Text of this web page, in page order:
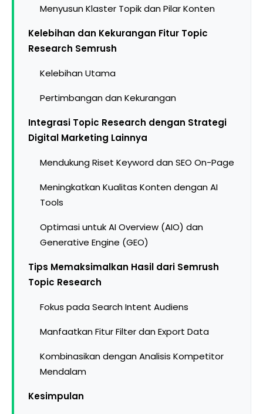
Menyusun Klaster Topik dan Pilar Konten
Kelebihan dan Kekurangan Fitur Topic
Research Semrush
Kelebihan Utama
Pertimbangan dan Kekurangan
Integrasi Topic Research dengan Strategi
Digital Marketing Lainnya
Mendukung Riset Keyword dan SEO On-Page
Meningkatkan Kualitas Konten dengan AI
Tools
Optimasi untuk AI Overview (AIO) dan
Generative Engine (GEO)
Tips Memaksimalkan Hasil dari Semrush
Topic Research
Fokus pada Search Intent Audiens
Manfaatkan Fitur Filter dan Export Data
Kombinasikan dengan Analisis Kompetitor
Mendalam
Kesimpulan